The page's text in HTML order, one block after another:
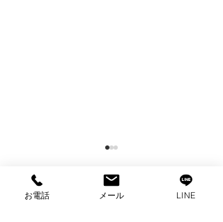
お電話 メール LINE